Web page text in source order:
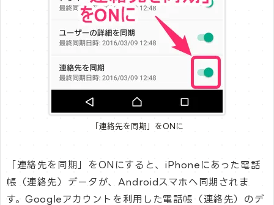
「連絡先を同期」をONに
「連絡先を同期」をONにすると、iPhoneにあった電話
帳（連絡先）データが、Androidスマホへ同期されま
す。Googleアカウントを利用した電話帳（連絡先）のデ